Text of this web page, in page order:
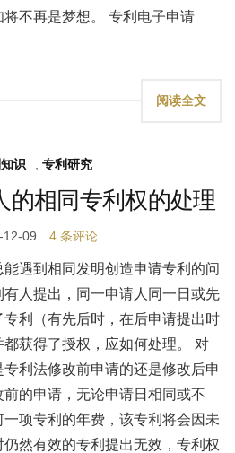
不再是梦想。 专利电子申请
阅读全文
识 专利研究
的相同专利权的处理
12-09 4 条评论
遇到相同发明创造申请专利的问
人提出，同一申请人同一日或先
利（有先后时，在后申请提出时
获得了授权，应如何处理。 对
利法修改前申请的还是修改后申
的申请，无论申请日相同或不
项专利的年费，该专利将会因未
然有效的专利提出无效，专利权